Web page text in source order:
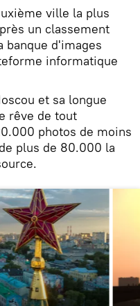
ville la plus
un classement
banque d'images
informatique
et sa longue
rêve de tout
photos de moins
plus de 80.000 la